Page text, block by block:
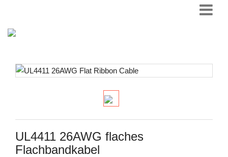
UL4411 26AWG flaches
Flachbandkabel